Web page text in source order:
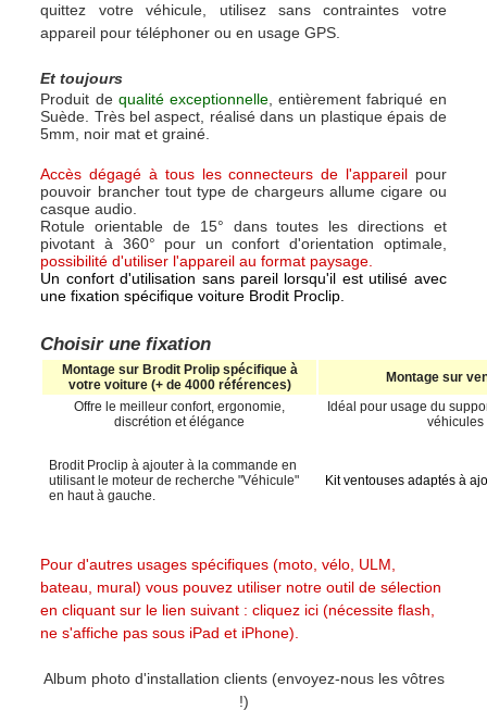
quittez votre véhicule, utilisez sans contraintes votre
appareil pour téléphoner ou en usage GPS.
Et toujours
Produit de qualité exceptionnelle , entièrement fabriqué en
Suède. Très bel aspect, réalisé dans un plastique épais de
5mm, noir mat et grainé.
Accès dégagé à tous les connecteurs de l'appareilpour
pouvoir brancher tout type de chargeurs allume cigare ou
casque audio.
Rotule orientable de 15° dans toutes les directions et
pivotant à 360° pour un confort d'orientation optimale,
possibilité d'utiliser l'appareil au format paysage.
Un confort d'utilisation sans pareil lorsqu'il est utilisé avec
une fixation spécifique voiture Brodit Proclip.
Choisir une fixation
Montage sur Brodit Prolip spécifique à
votre voiture (+ de 4000 références)
Montage sur
Offre le meilleur confort, ergonomie,
discrétion et élégance
Idéal pour usage du
véhicules
Brodit Proclip à ajouter à la commande en
utilisant le moteur de recherche "Véhicule"
en haut à gauche.
Kit ventouses adaptés à
Pour d'autres usages spécifiques (moto, vélo, ULM,
bateau, mural) vous pouvez utiliser notre outil de sélection
en cliquant sur le lien suivant :cliquez ici(nécessite flash,
ne s'affiche pas sous iPad et iPhone).
Album photo d'installation clients (envoyez-nous les vôtres
!)